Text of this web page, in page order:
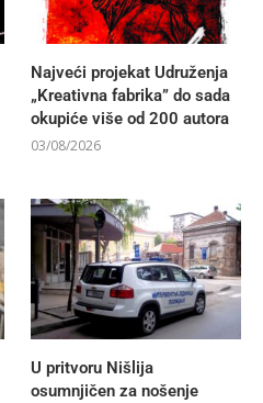
Najveći projekat Udruženja
„Kreativna fabrika” do sada
okupiće više od 200 autora
03/08/2026
U pritvoru Nišlija
osumnjičen za nošenje